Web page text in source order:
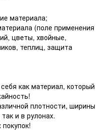
материала;
(поле применения
цветы, хвойные,
теплиц, защита
как материал, который
плотности, ширины
и в рулонах.